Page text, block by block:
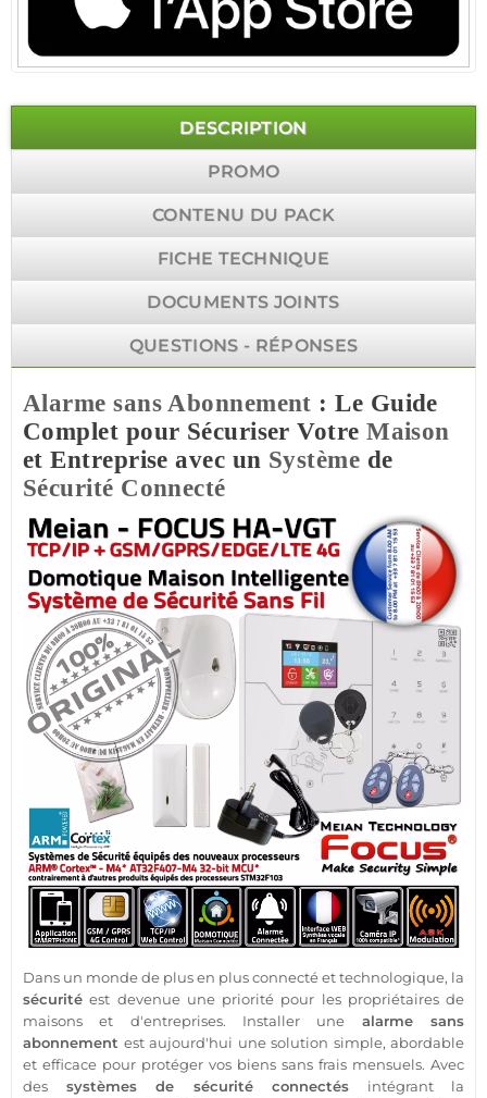
DESCRIPTION
PROMO
CONTENU DU PACK
FICHE TECHNIQUE
DOCUMENTS JOINTS
QUESTIONS - RÉPONSES
Alarme sans Abonnement : Le Guide
Complet pour Sécuriser VotreMaison
et Entreprise avec un Système de
Sécurité Connecté
Dans un monde de plus en plusconnectéet technologique, la
sécurité est devenue une priorité pour les propriétaires de
maisons et d'entreprises. Installer une alarme sans
abonnement est aujourd'hui une solution simple, abordable
et efficace pour protéger vos biens sans frais mensuels. Avec
des systèmes de sécuritéconnectés intégrant la